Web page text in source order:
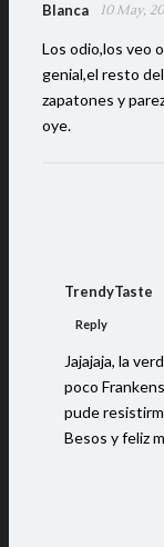
Blanca 10 May,
Los odio,los veo
genial,el resto
zapatones y
oye.
TrendyTaste
Reply
Jajajaja, la
poco
pude
Besos y feliz